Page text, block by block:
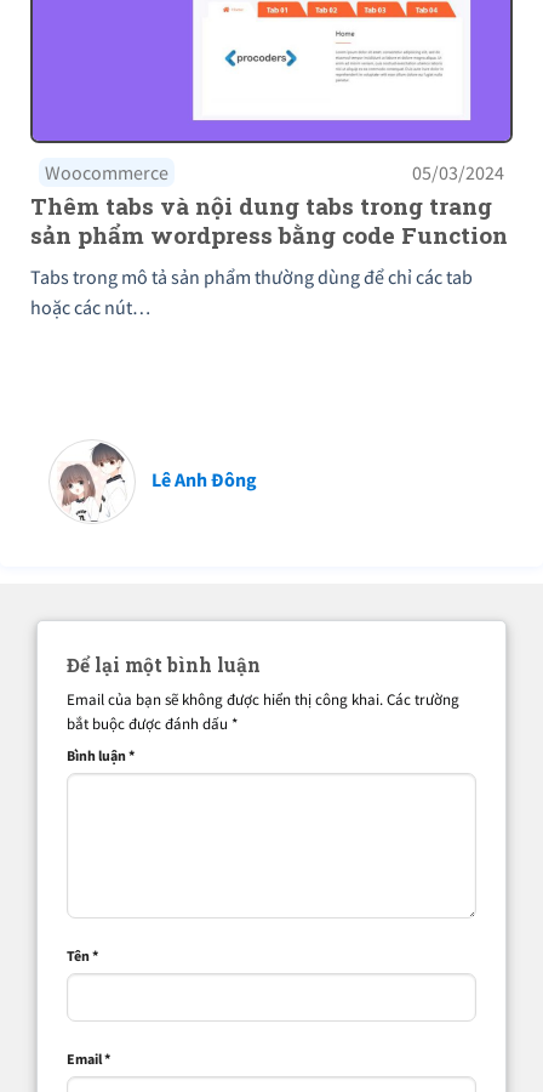
Woocommerce 05/03/2024
Thêm tabs và nội dung tabs trong trang
sản phẩm wordpress bằng code Function
Tabs trong mô tả sản phẩm thường dùng để chỉ các tab
hoặc các nút…
Lê Anh Đông
Để lại một bình luận
Email của bạn sẽ không được hiển thị công khai.Các trường
bắt buộc được đánh dấu *
Bình luận*
Tên*
Email*